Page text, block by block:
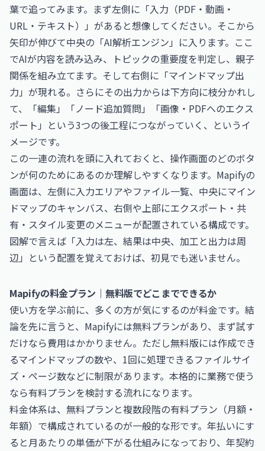
葉で追ってみます。まず左側に「入力（PDF・動画・
URL・テキスト）」があると想像してください。そこから
矢印が伸びて中央の「AI解析エンジン」に入ります。ここ
でAIが内容を読み込み、トピックの重要度を判定し、親子
関係を組み立てます。そして右側に「マインドマップ出
力」が現れる。さらにその出力からは下方向に枝分かれし
て、「編集」「ノード追加質問」「画像・PDFへのエクス
ポート」という3つの後工程につながっていく、というイ
メージです。
この一連の流れを頭に入れておくと、操作画面のどのボタ
ンが何のためにあるのか理解しやすくなります。Mapifyの
画面は、左側に入力エリアやファイル一覧、中央にマイン
ドマップのキャンバス、右側や上部にエクスポート・共
有・スタイル変更のメニューが配置されている構成です。
図解で言えば「入力は左、結果は中央、加工と出力は周
辺」という配置を覚えておけば、初見でも迷いません。
Mapifyの料金プラン｜無料版でどこまでできるか
使い方を学ぶ前に、多くの方が気にするのが料金です。結
論を先に言うと、Mapifyには無料プランがあり、まず試す
だけなら費用はかかりません。ただし無料版には作成でき
るマインドマップの数や、1回に処理できるファイルサイ
ズ・ページ数などに制限があります。本格的に業務で使う
なら有料プランを検討する流れになります。
料金体系は、無料プランと複数段階の有料プラン（月額・
年額）で構成されているのが一般的な形です。年払いにす
ると月あたりの単価が下がる仕組みになっており、年契約